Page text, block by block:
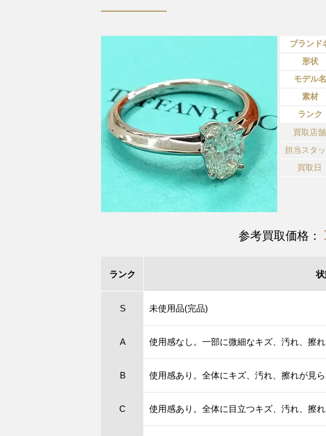
ブランド
形状
モデル名
素材
ランク
買取店舗
担当スタ
買取日
参考買取価格：
ランク
S 未使用品(完品)
A 使用感なし。一部に微細なキズ、汚れ、擦れ
B 使用感あり。全体にキズ、汚れ、擦れが見ら
C 使用感あり。全体に目立つキズ、汚れ、擦れ